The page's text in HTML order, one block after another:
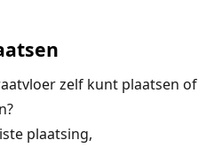
zelf kunt plaatsen of
plaatsing,